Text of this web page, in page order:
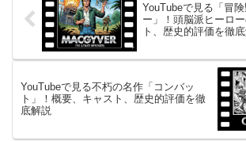
YouTubeで見る「冒
ー」！頭脳派ヒーロ
ト、歴史的評価を徹
YouTubeで見る不朽の名作「コンバッ
ト」！概要、キャスト、歴史的評価を徹
底解説